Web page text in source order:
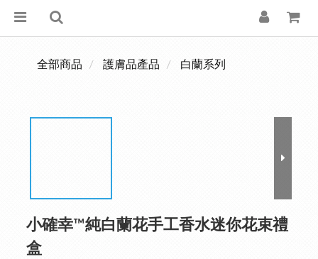
全部商品 護膚品產品 白蘭系列
小確幸™純白蘭花手工香水迷你花束禮
盒